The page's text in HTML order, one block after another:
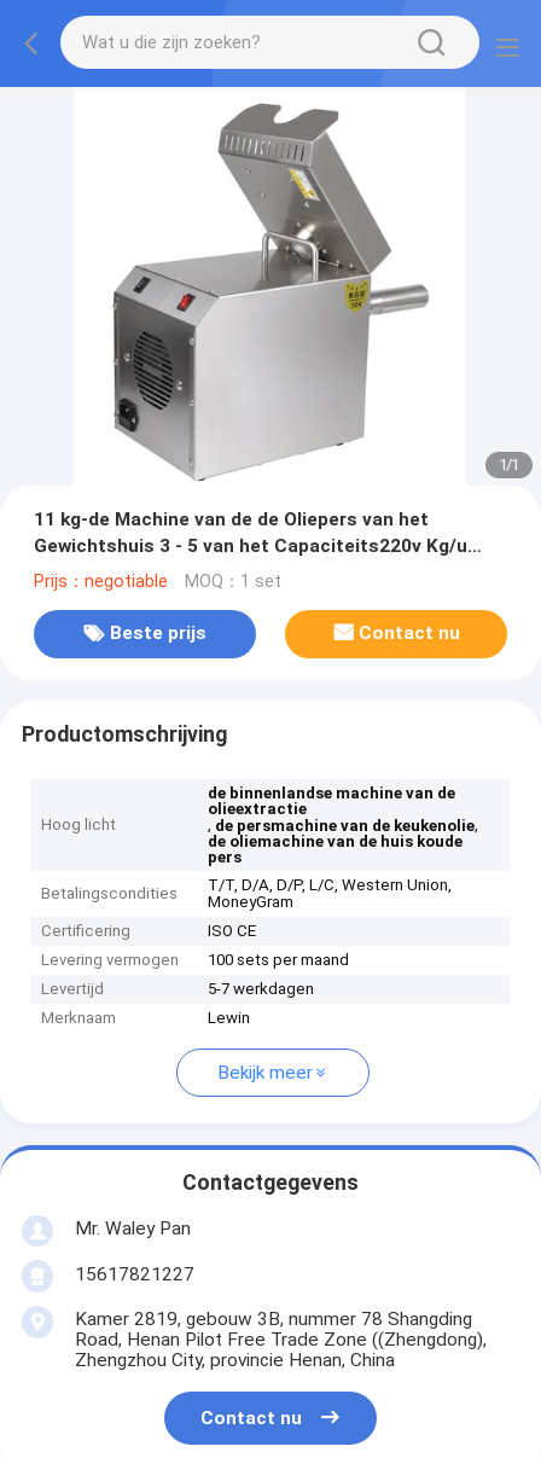
1/1
11 kg-de Machine van de de Oliepers van het
Gewichtshuis 3 - 5 van het Capaciteits220v Kg/u
Voltage
Prijs：negotiable MOQ：1 set
Beste prijs Contact nu
Productomschrijving
Hoog licht
de binnenlandse machine van de
olieextractie
, de persmachine van de keukenolie,
de oliemachine van de huis koude
pers
Betalingscondities
T/T, D/A, D/P, L/C, Western Union,
MoneyGram
Certificering
ISO CE
Levering vermogen
100 sets per maand
Levertijd
5-7 werkdagen
Merknaam
Lewin
Bekijk meer
Contactgegevens
Mr. Waley Pan
15617821227
Kamer 2819, gebouw 3B, nummer 78 Shangding
Road, Henan Pilot Free Trade Zone ((Zhengdong),
Zhengzhou City, provincie Henan, China
Contact nu